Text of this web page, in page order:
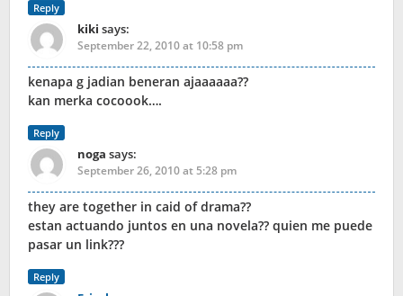
Reply
kiki says:
September 22, 2010 at 10:58 pm
kenapa g jadian beneran ajaaaaaa??
kan merka cocoook….
Reply
noga says:
September 26, 2010 at 5:28 pm
they are together in caid of drama??
estan actuando juntos en una novela?? quien me puede
pasar un link???
Reply